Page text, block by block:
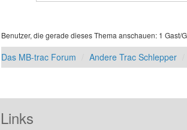
Benutzer, die gerade dieses Thema anschauen: 1 Gast/
Das MB-trac Forum Andere Trac Schlepper
Links